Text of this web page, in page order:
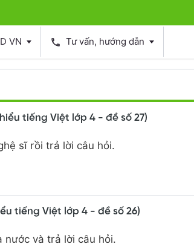
VN phone Tư vấn, hướng dẫn
tiếng Việt lớp 4 - đề số 27)
sĩ rồi trả lời câu hỏi.
tiếng Việt lớp 4 - đề số 26)
nước và trả lời câu hỏi.